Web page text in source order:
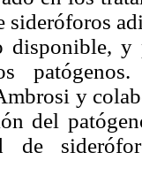
sideróforos
disponible,
y
del
de